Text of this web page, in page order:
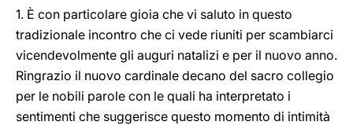
1. È con particolare gioia che vi saluto in questo
tradizionale incontro che ci vede riuniti per scambiarci
vicendevolmente gli auguri natalizi e per il nuovo anno.
Ringrazio il nuovo cardinale decano del sacro collegio
per le nobili parole con le quali ha interpretato i
sentimenti che suggerisce questo momento di intimità